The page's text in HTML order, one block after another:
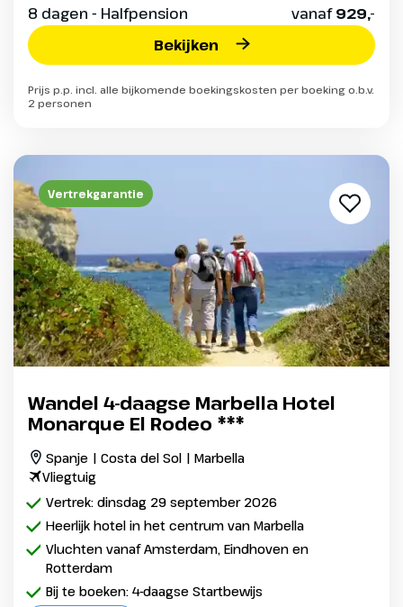
8 dagen - Halfpension vanaf929,-
Bekijken
Prijs p.p. incl. alle bijkomende boekingskosten per boeking o.b.v.
2 personen
Vertrekgarantie
Wandel 4-daagse Marbella Hotel
Monarque El Rodeo ***
Spanje | Costa del Sol | Marbella
Vliegtuig
Vertrek: dinsdag 29 september 2026
Heerlijk hotel in het centrum van Marbella
Vluchten vanaf Amsterdam, Eindhoven en
Rotterdam
Bij te boeken: 4-daagse Startbewijs